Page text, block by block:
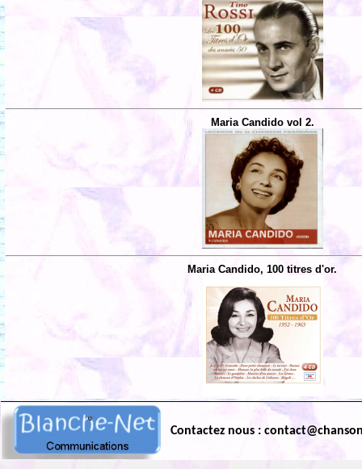
Maria Candido vol 2.
Maria Candido, 100 titres d'or.
Contactez nous :